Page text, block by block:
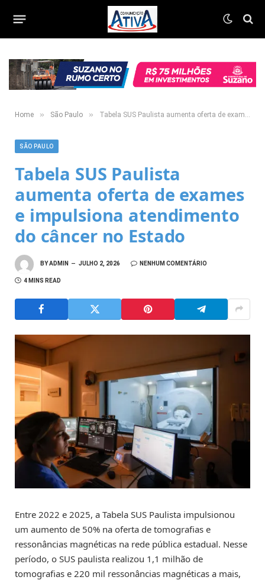
Home » São Paulo » Tabela SUS Paulista aumenta oferta de exames e impulsiona atendimento do câncer no Estado
SÃO PAULO
Tabela SUS Paulista
aumenta oferta de exames
e impulsiona atendimento
do câncer no Estado
BYADMIN JULHO 2, 2026 NENHUM COMENTÁRIO
4 MINS READ
Entre 2022 e 2025, a Tabela SUS Paulista impulsionou
um aumento de 50% na oferta de tomografias e
ressonâncias magnéticas na rede pública estadual. Nesse
período, o SUS paulista realizou 1,1 milhão de
tomografias e 220 mil ressonâncias magnéticas a mais,